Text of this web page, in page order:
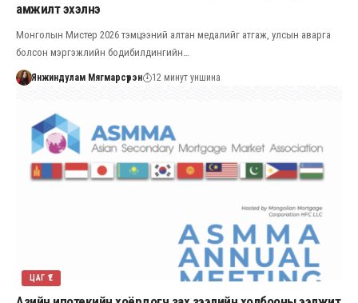
амжилт эхэлнэ
Монголын Мистер 2026 тэмцээний алтан медалийг атгаж, улсын аварга
болсон мэргэжлийн бодибилдингийн…
Янжиндулам Мягмарсүрэн 12 минут уншина
ЦАГ ҮЕ